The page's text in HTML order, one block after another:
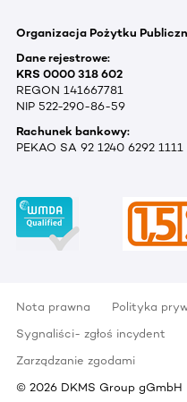
Organizacja Pożytku
Dane rejestrowe:
KRS 0000 318 602
REGON 141667781
NIP 522-290-86-59
Rachunek bankowy:
PEKAO SA 92 1240 6292
Nota prawna Polityka
Sygnaliści- zgłoś incydent
Zarządzanie zgodami
© 2026 DKMS Group gGmbH